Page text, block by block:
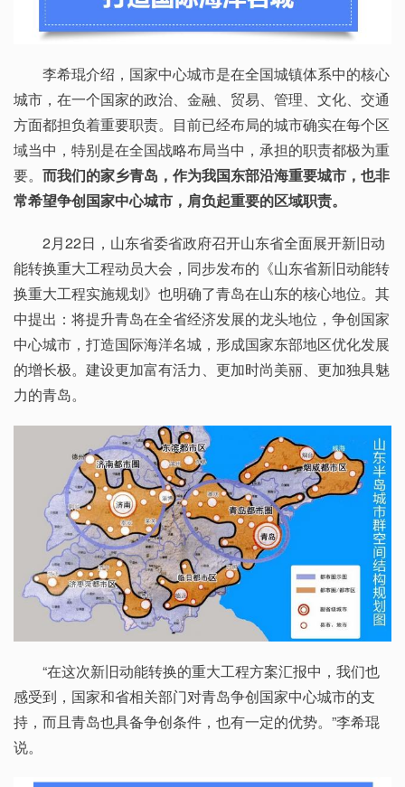
李希琨介绍，国家中心城市是在全国城镇体系中的核心
城市，在一个国家的政治、金融、贸易、管理、文化、交通
方面都担负着重要职责。目前已经布局的城市确实在每个区
域当中，特别是在全国战略布局当中，承担的职责都极为重
要。 而我们的家乡青岛，作为我国东部沿海重要城市，也非
常希望争创国家中心城市，肩负起重要的区域职责。
2月22日，山东省委省政府召开山东省全面展开新旧动
能转换重大工程动员大会，同步发布的《山东省新旧动能转
换重大工程实施规划》也明确了青岛在山东的核心地位。其
中提出：将提升青岛在全省经济发展的龙头地位，争创国家
中心城市，打造国际海洋名城，形成国家东部地区优化发展
的增长极。建设更加富有活力、更加时尚美丽、更加独具魅
力的青岛。
“在这次新旧动能转换的重大工程方案汇报中，我们也
感受到，国家和省相关部门对青岛争创国家中心城市的支
持，而且青岛也具备争创条件，也有一定的优势。”李希琨
说。